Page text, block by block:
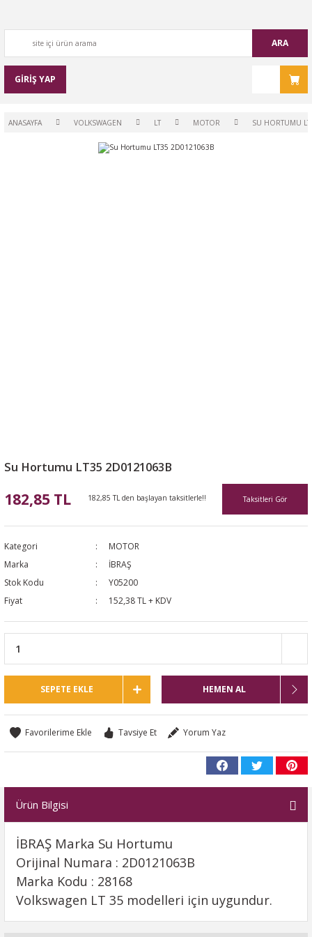
ARA
GİRİŞ YAP
ANASAYFA VOLKSWAGEN LT MOTOR SU HORTUMU
Su Hortumu LT35 2D0121063B
182,85 TL 182,85 TL den başlayan taksitlerle!! Taksitleri Gör
Kategori
MOTOR
Marka
İBRAŞ
Stok Kodu
Y05200
Fiyat
152,38 TL + KDV
SEPETE EKLE HEMEN AL
Tavsiye Et Yorum Yaz
Ürün Bilgisi
İBRAŞ Marka Su Hortumu
Orijinal Numara : 2D0121063B
Marka Kodu : 28168
Volkswagen LT 35 modelleri için uygundur.